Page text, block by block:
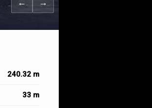
← →
240.32 m
33 m